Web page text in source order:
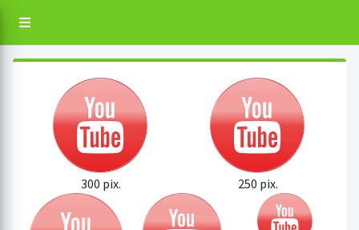
300 pix. 250 pix.